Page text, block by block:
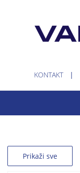
KONTAKT
Prikaži sve